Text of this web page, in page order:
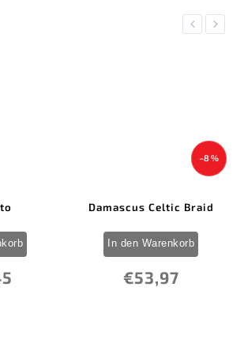
Previous
–8 %
Damascus Celtic Braid
€53,97
In den Warenkorb
Next